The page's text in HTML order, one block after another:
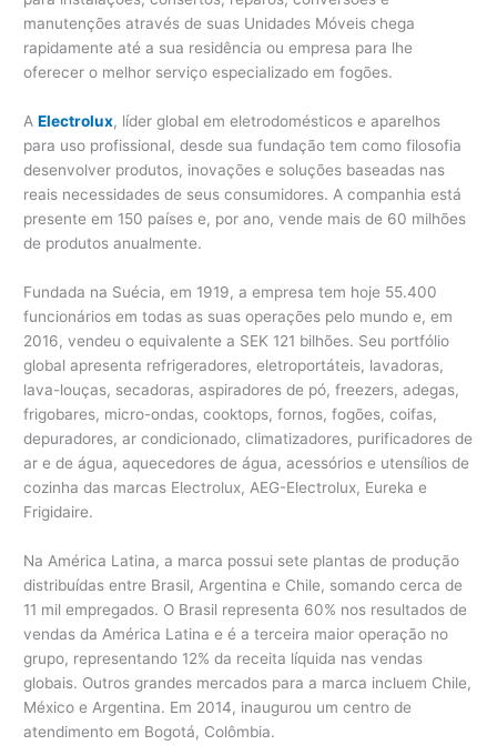
manutenções através de suas Unidades Móveis chega
rapidamente até a sua residência ou empresa para lhe
oferecer o melhor serviço especializado em fogões.
AElectrolux, líder global em eletrodomésticos e aparelhos
para uso profissional, desde sua fundação tem como filosofia
desenvolver produtos, inovações e soluções baseadas nas
reais necessidades de seus consumidores. A companhia está
presente em 150 países e, por ano, vende mais de 60 milhões
de produtos anualmente.
Fundada na Suécia, em 1919, a empresa tem hoje 55.400
funcionários em todas as suas operações pelo mundo e, em
2016, vendeu o equivalente a SEK 121 bilhões. Seu portfólio
global apresenta refrigeradores, eletroportáteis, lavadoras,
lava-louças, secadoras, aspiradores de pó, freezers, adegas,
frigobares, micro-ondas, cooktops, fornos, fogões, coifas,
depuradores, ar condicionado, climatizadores, purificadores de
ar e de água, aquecedores de água, acessórios e utensílios de
cozinha das marcas Electrolux, AEG-Electrolux, Eureka e
Frigidaire.
Na América Latina, a marca possui sete plantas de produção
distribuídas entre Brasil, Argentina e Chile, somando cerca de
11 mil empregados. O Brasil representa 60% nos resultados de
vendas da América Latina e é a terceira maior operação no
grupo, representando 12% da receita líquida nas vendas
globais. Outros grandes mercados para a marca incluem Chile,
México e Argentina. Em 2014, inaugurou um centro de
atendimento em Bogotá, Colômbia.